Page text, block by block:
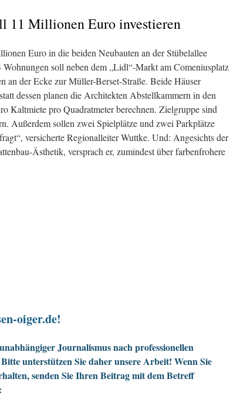
11 Millionen Euro investieren
Euro in die beiden Neubauten an der Stübelallee
Wohnungen soll neben dem „Lidl“-Markt am Comeniusplatz
an der Ecke zur Müller-Berset-Straße. Beide Häuser
dessen planen die Architekten Abstellkammern in den
Kaltmiete pro Quadratmeter berechnen. Zielgruppe sind
Außerdem sollen zwei Spielplätze und zwei Parkplätze
versicherte Regionalleiter Wuttke. Und: Angesichts der
Ästhetik, versprach er, zumindest über farbenfrohere
oiger.de!
Journalismus nach professionellen
unterstützen Sie daher unsere Arbeit! Wenn Sie
senden Sie Ihren Beitrag mit dem Betreff